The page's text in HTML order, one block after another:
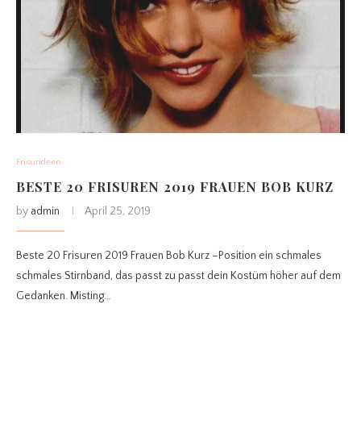
Frisurideen
BESTE 20 FRISUREN 2019 FRAUEN BOB KURZ
by admin April 25, 2019
Beste 20 Frisuren 2019 Frauen Bob Kurz –Position ein schmales
schmales Stirnband, das passt zu passt dein Kostüm höher auf dem
Gedanken. Misting…